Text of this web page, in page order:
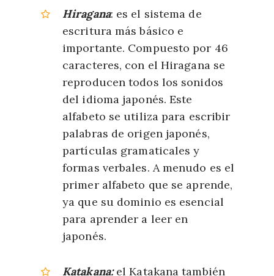
Hiragana: es el sistema de
escritura más básico e
importante. Compuesto por 46
caracteres, con el Hiragana se
reproducen todos los sonidos
del idioma japonés. Este
alfabeto se utiliza para escribir
palabras de origen japonés,
partículas gramaticales y
formas verbales. A menudo es el
primer alfabeto que se aprende,
ya que su dominio es esencial
para aprender a leer en
japonés.
Katakana:el Katakana también